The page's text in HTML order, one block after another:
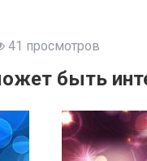
41 просмотров
быть